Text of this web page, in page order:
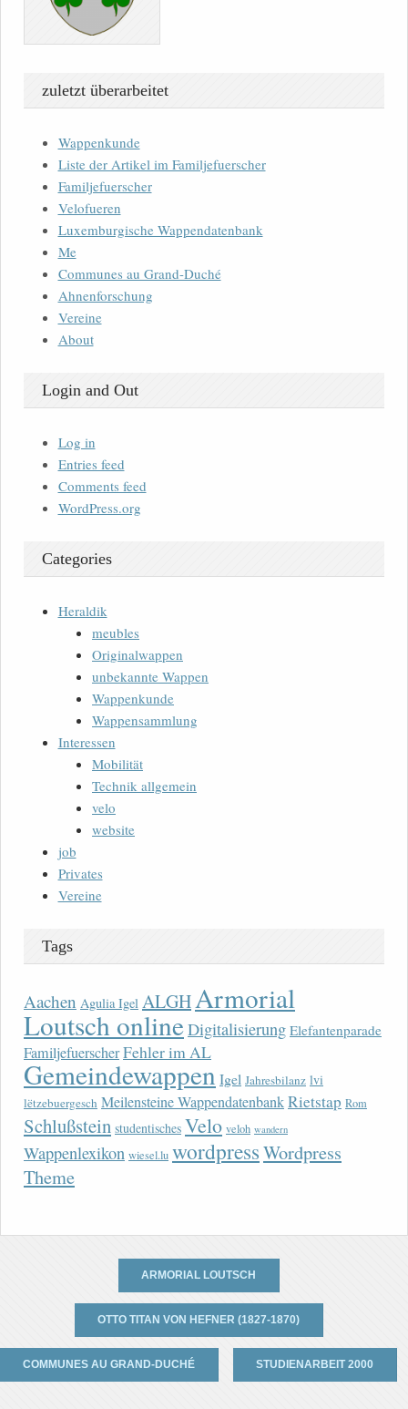
zuletzt überarbeitet
Wappenkunde
Liste der Artikel im Familjefuerscher
Familjefuerscher
Velofueren
Luxemburgische Wappendatenbank
Me
Communes au Grand-Duché
Ahnenforschung
Vereine
About
Login and Out
Log in
Entries feed
Comments feed
WordPress.org
Categories
Heraldik
meubles
Originalwappen
unbekannte Wappen
Wappenkunde
Wappensammlung
Interessen
Mobilität
Technik allgemein
velo
website
job
Privates
Vereine
Tags
Aachen Agulia Igel ALGHArmorial
Loutsch onlineDigitalisierung Elefantenparade
FamiljefuerscherFehler im AL
Gemeindewappen Igel Jahresbilanz lvi
lëtzebuergesch Meilensteine WappendatenbankRietstap Rom
Schlußstein studentisches Velo veloh wandern
Wappenlexikon wiesel.lu wordpressWordpress
Theme
ARMORIAL LOUTSCH
OTTO TITAN VON HEFNER (1827-1870)
COMMUNES AU GRAND-DUCHÉ STUDIENARBEIT 2000